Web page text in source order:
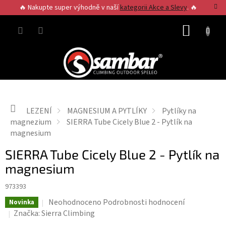
na
obsah
🔥 Nakupte super výhodně v našíkategorii Akce a Slevy. 🔥
Domů
LEZENÍ MAGNESIUM A PYTLÍKY
Pytlíky na
magnezium
SIERRA Tube Cicely Blue 2 - Pytlík na
magnesium
SIERRA Tube Cicely Blue 2 - Pytlík na
magnesium
973393
Novinka
Průměrné
hodnocení
Neohodnoceno Podrobnosti hodnocení
Značka:Sierra Climbing